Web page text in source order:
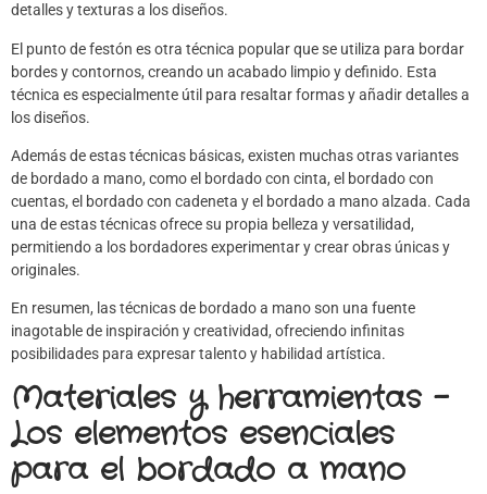
detalles y texturas a los diseños.
El punto de festón es otra técnica popular que se utiliza para bordar
bordes y contornos, creando un acabado limpio y definido. Esta
técnica es especialmente útil para resaltar formas y añadir detalles a
los diseños.
Además de estas técnicas básicas, existen muchas otras variantes
de bordado a mano, como el bordado con cinta, el bordado con
cuentas, el bordado con cadeneta y el bordado a mano alzada. Cada
una de estas técnicas ofrece su propia belleza y versatilidad,
permitiendo a los bordadores experimentar y crear obras únicas y
originales.
En resumen, las técnicas de bordado a mano son una fuente
inagotable de inspiración y creatividad, ofreciendo infinitas
posibilidades para expresar talento y habilidad artística.
Materiales y herramientas –
Los elementos esenciales
para el bordado a mano